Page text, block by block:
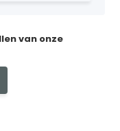
van onze